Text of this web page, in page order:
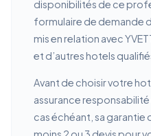
disponibilités de ce
formulaire de demande
mis en relation avec
et d’autres hotels
Avant de choisir votre
assurance
cas échéant, sa garantie